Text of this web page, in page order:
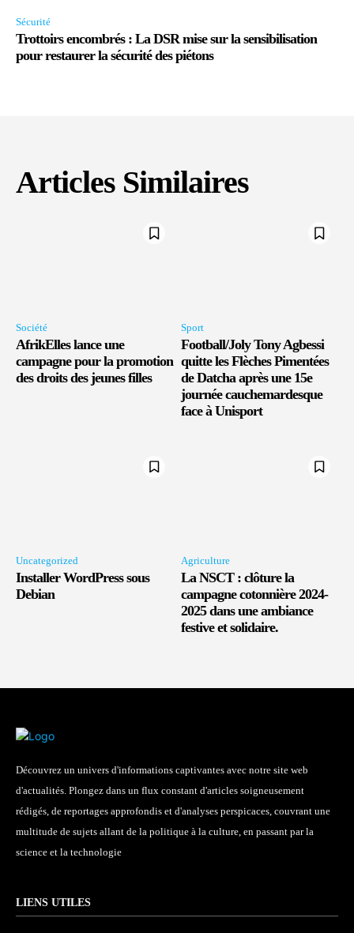
Sécurité
Trottoirs encombrés : La DSR mise sur la sensibilisation
pour restaurer la sécurité des piétons
Articles Similaires
Société
AfrikElles lance une
campagne pour la promotion
des droits des jeunes filles
Sport
Football/Joly Tony Agbessi
quitte les Flèches Pimentées
de Datcha après une 15e
journée cauchemardesque
face à Unisport
Uncategorized
Installer WordPress sous
Debian
Agriculture
La NSCT : clôture la
campagne cotonnière 2024-
2025 dans une ambiance
festive et solidaire.
Découvrez un univers d'informations captivantes avec notre site web
d'actualités. Plongez dans un flux constant d'articles soigneusement
rédigés, de reportages approfondis et d'analyses perspicaces, couvrant une
multitude de sujets allant de la politique à la culture, en passant par la
science et la technologie
LIENS UTILES